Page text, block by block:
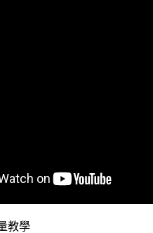
教學